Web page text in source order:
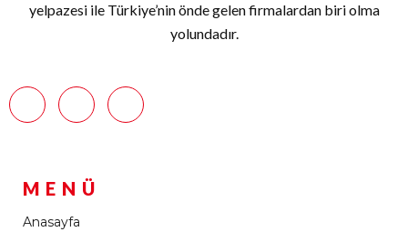
yelpazesi ile Türkiye’nin önde gelen firmalardan biri olma
yolundadır.
MENÜ
Anasayfa